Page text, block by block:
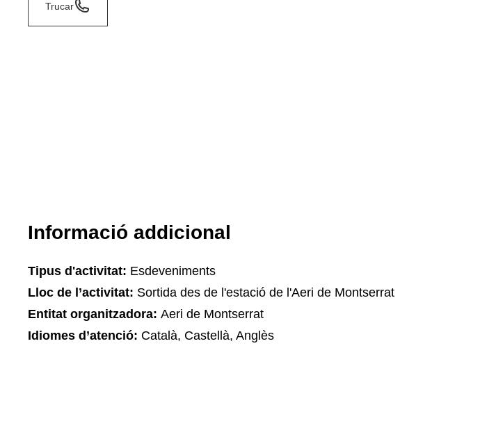
Trucar
Informació addicional
Tipus d'activitat: Esdeveniments
Lloc de l’activitat: Sortida des de l'estació de l'Aeri de Montserrat
Entitat organitzadora: Aeri de Montserrat
Idiomes d’atenció: Català, Castellà, Anglès